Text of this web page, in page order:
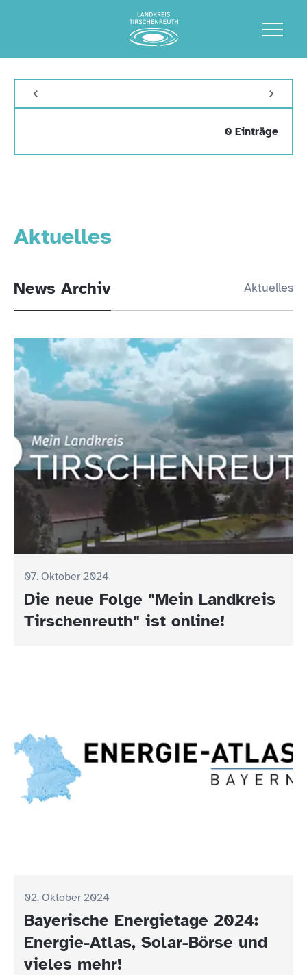
Aktuelles
News Archiv Aktuelles
07. Oktober 2024
Die neue Folge "Mein Landkreis
Tirschenreuth" ist online!
02. Oktober 2024
Bayerische Energietage 2024:
Energie-Atlas, Solar-Börse und
vieles mehr!
0 Einträge